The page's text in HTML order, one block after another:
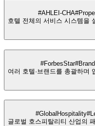
#AHLEI-CHA
호텔 전체의 서비스 시스템을
#ForbesStar
여러 호텔·브랜드를 총괄하며
#GlobalHospitality
글로벌 호스피탈리티 산업의